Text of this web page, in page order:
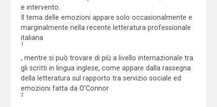
e intervento.
Il tema delle emozioni appare solo occasionalmente e
marginalmente nella recente letteratura professionale
italiana
1
, mentre si può trovare di più a livello internazionale tra
gli scritti in lingua inglese, come appare dalla rassegna
della letteratura sul rapporto tra servizio sociale ed
emozioni fatta da O’Connor
2